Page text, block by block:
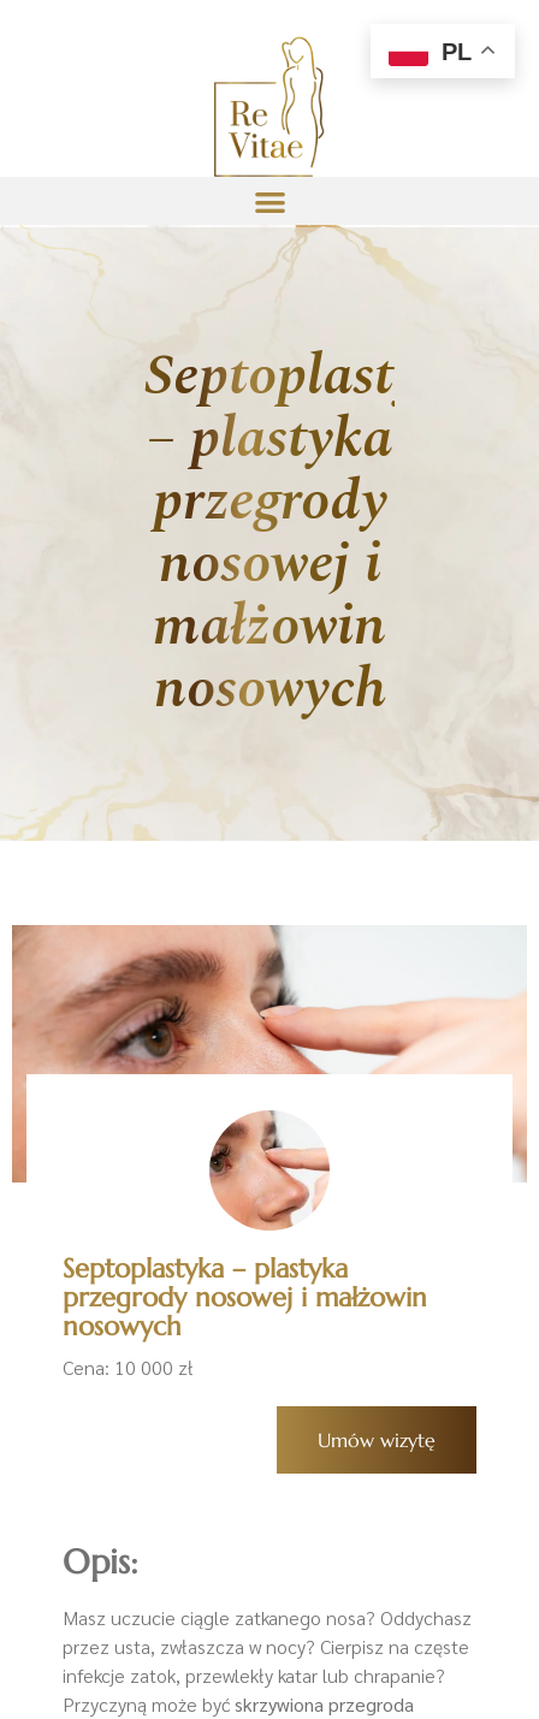
Septoplastyka
– plastyka
przegrody
nosowej i
małżowin
nosowych
Septoplastyka – plastyka
przegrody nosowej i małżowin
nosowych
Cena: 10 000 zł
Umów wizytę
Opis:
Masz uczucie ciągle zatkanego nosa? Oddychasz
przez usta, zwłaszcza w nocy? Cierpisz na częste
infekcje zatok, przewlekły katar lub chrapanie?
Przyczyną może być skrzywiona przegroda
PL